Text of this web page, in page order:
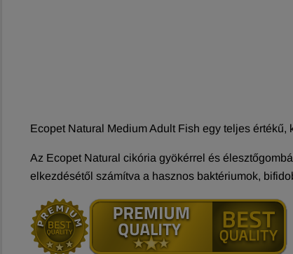
Ecopet Natural Medium Adult Fish egy teljes
Az Ecopet Natural cikória gyökérrel és
elkezdésétől számítva a hasznos baktériumok,